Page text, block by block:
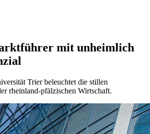
mit unheimlich
Trier beleuchtet die stillen
rheinland-pfälzischen Wirtschaft.